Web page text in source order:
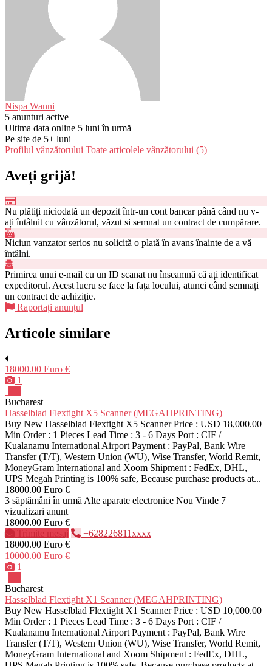
Nispa Wanni
5 anunturi active
Ultima data online 5 luni în urmă
Pe site de 5+ luni
Profilul vânzătorului Toate articolele vânzătorului (5)
Aveți grijă!
Nu plătiți niciodată un depozit într-un cont bancar până când nu v-
ați întâlnit cu vânzătorul, văzut si semnat un contract de cumpărare.
Niciun vanzator serios nu solicită o plată în avans înainte de a vă
întâlni.
Primirea unui e-mail cu un ID scanat nu înseamnă că ați identificat
expeditorul. Acest lucru se face la fața locului, atunci când semnați
un contract de achiziție.
Raportați anunțul
Articole similare
18000.00 Euro €
1
Bucharest
Hasselblad Flextight X5 Scanner (MEGAHPRINTING)
Buy New Hasselblad Flextight X5 Scanner Price : USD 18,000.00
Min Order : 1 Pieces Lead Time : 3 - 6 Days Port : CIF /
Kualanamu International Airport Payment : PayPal, Bank Wire
Transfer (T/T), Western Union (WU), Wise Transfer, World Remit,
MoneyGram International and Xoom Shipment : FedEx, DHL,
UPS Megah Printing is 100% safe, Because purchase products at...
18000.00 Euro €
3 săptămâni în urmă Alte aparate electronice Nou Vinde 7
vizualizari anunt
18000.00 Euro €
Trimite mesaj
+628226811xxxx
18000.00 Euro €
10000.00 Euro €
1
Bucharest
Hasselblad Flextight X1 Scanner (MEGAHPRINTING)
Buy New Hasselblad Flextight X1 Scanner Price : USD 10,000.00
Min Order : 1 Pieces Lead Time : 3 - 6 Days Port : CIF /
Kualanamu International Airport Payment : PayPal, Bank Wire
Transfer (T/T), Western Union (WU), Wise Transfer, World Remit,
MoneyGram International and Xoom Shipment : FedEx, DHL,